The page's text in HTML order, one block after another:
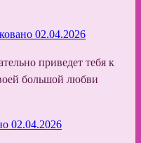
02.04.2026
приведет тебя к
большой любви
02.04.2026